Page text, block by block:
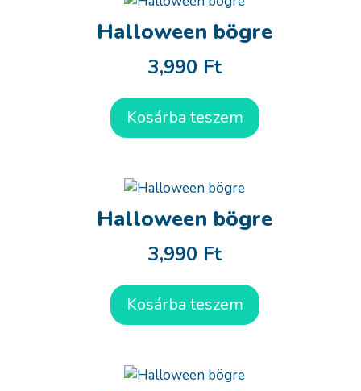
Halloween bögre
3,990 Ft
Kosárba teszem
Halloween bögre
3,990 Ft
Kosárba teszem